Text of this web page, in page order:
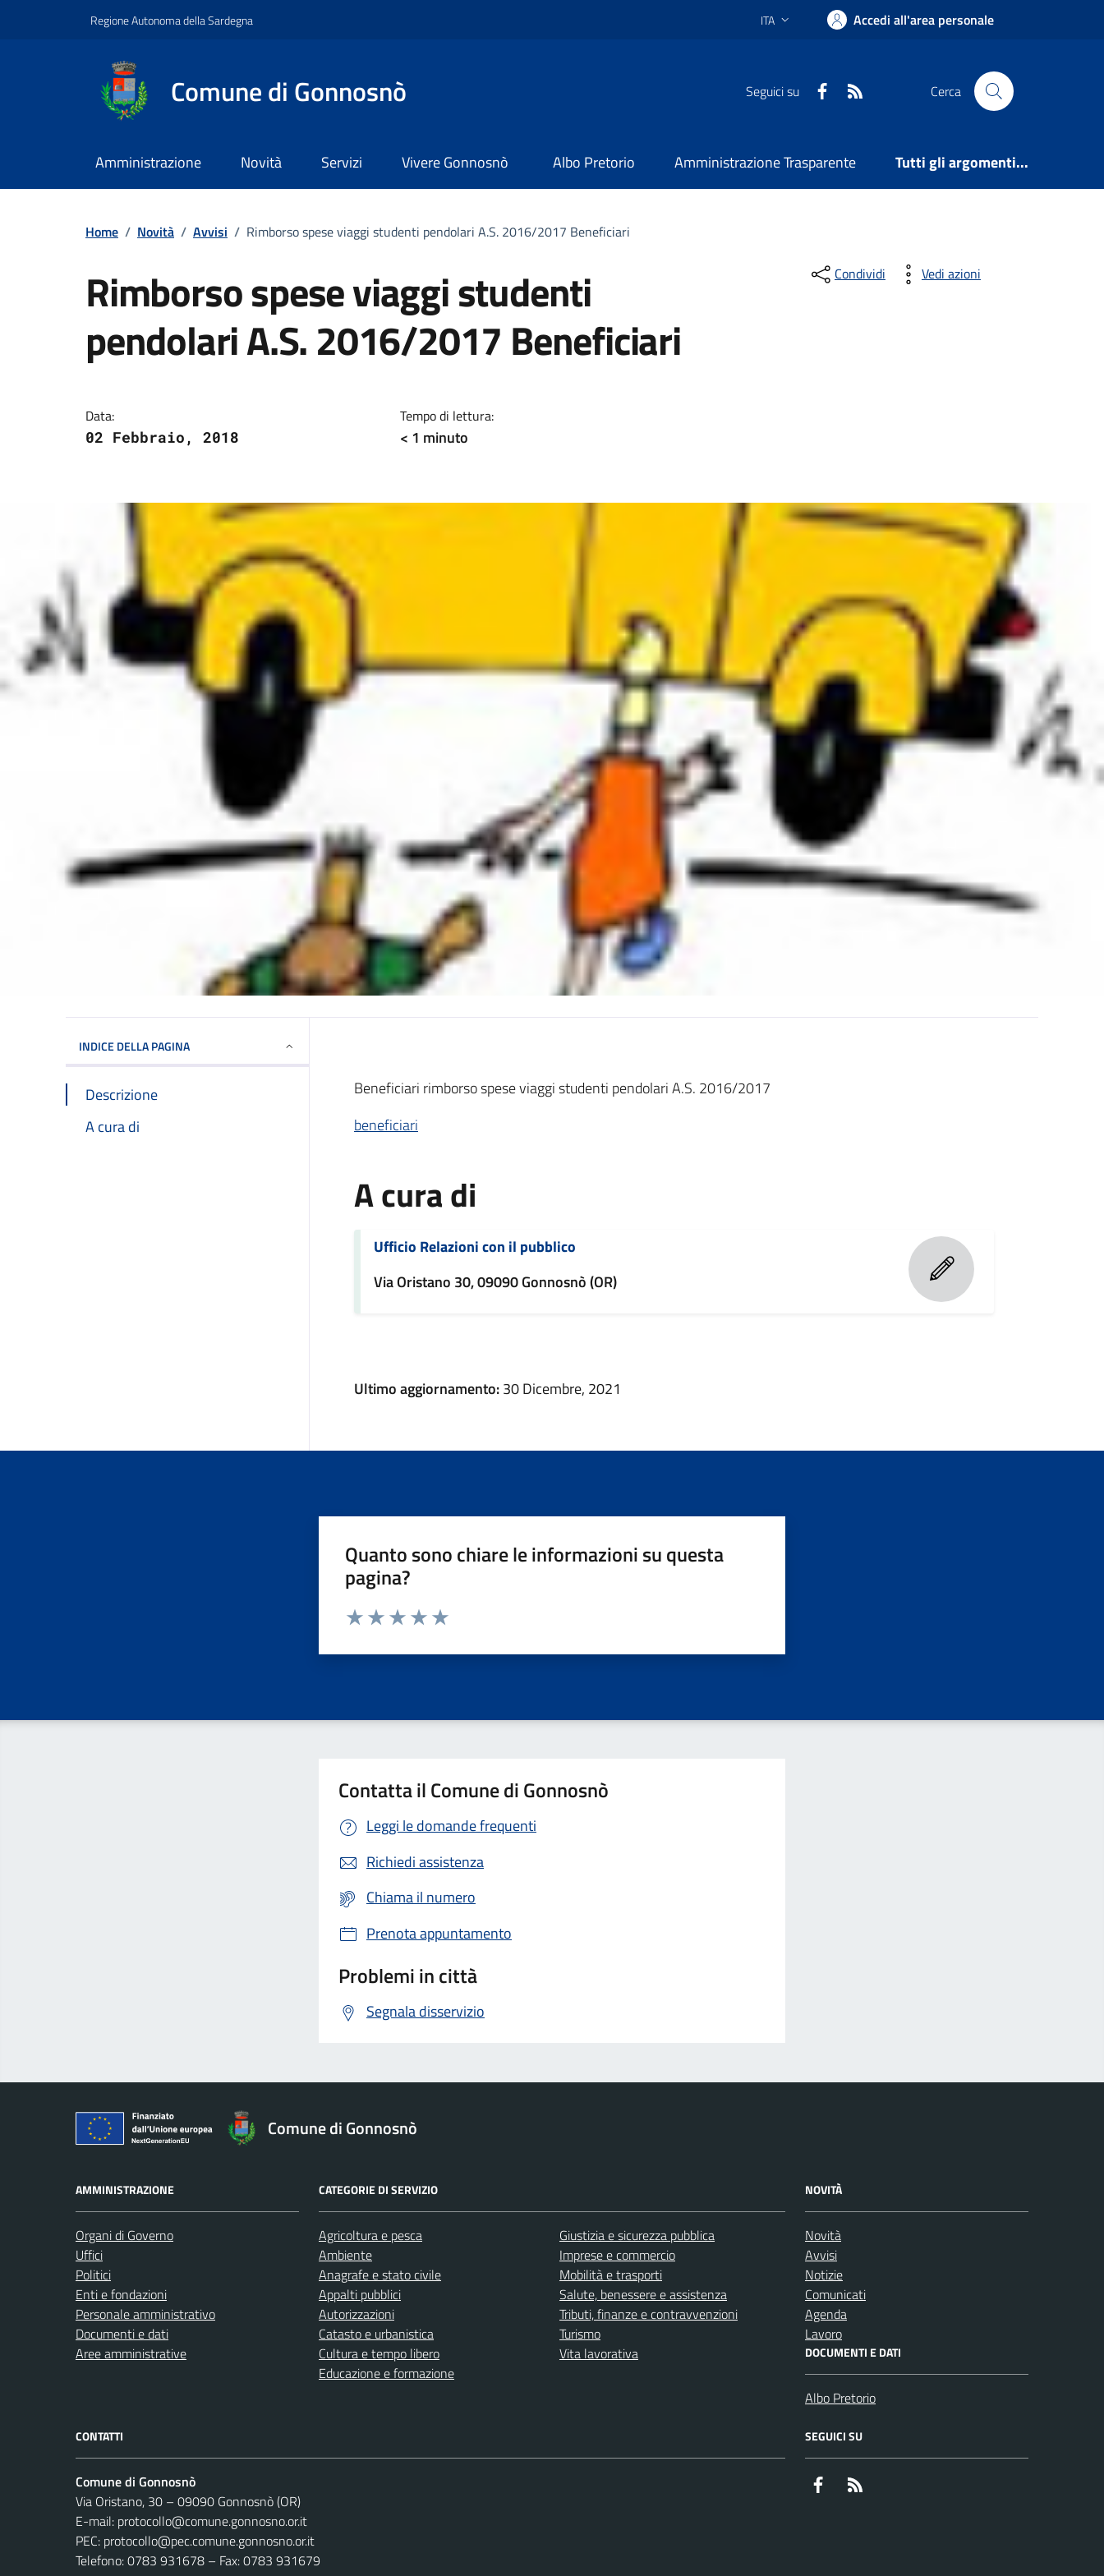
Regione Autonoma della Sardegna Lingua attiva:
ITA Accedi all'area personale
Comune di Gonnosnò Seguici su Facebook Cerca
Amministrazione Novità Servizi Vivere Gonnosnò Albo Pretorio Amministrazione Trasparente Tutti gli argomenti...
Home / Novità / Avvisi / Rimborso spese viaggi studenti pendolari A.S. 2016/2017 Beneficiari
Rimborso spese viaggi studenti
pendolari A.S. 2016/2017 Beneficiari
Data:
02 Febbraio, 2018
Tempo di lettura:
< 1 minuto
Condividi Vedi azioni
INDICE DELLA PAGINA
Descrizione
A cura di
Beneficiari rimborso spese viaggi studenti pendolari A.S. 2016/2017
beneficiari
A cura di
Ufficio Relazioni con il pubblico
Via Oristano 30, 09090 Gonnosnò (OR)
Ultimo aggiornamento:30 Dicembre, 2021
Quanto sono chiare le informazioni su questa
pagina?
Valuta da 1 a 5 stelle la pagina
Contatta il Comune di Gonnosnò
Leggi le domande frequenti
Richiedi assistenza
Chiama il numero
Prenota appuntamento
Problemi in città
Segnala disservizio
Comune di Gonnosnò
AMMINISTRAZIONE
Organi di Governo
Uffici
Politici
Enti e fondazioni
Personale amministrativo
Documenti e dati
Aree amministrative
CATEGORIE DI SERVIZIO
Agricoltura e pesca
Ambiente
Anagrafe e stato civile
Appalti pubblici
Autorizzazioni
Catasto e urbanistica
Cultura e tempo libero
Educazione e formazione
Giustizia e sicurezza pubblica
Imprese e commercio
Mobilità e trasporti
Salute, benessere e assistenza
Tributi, finanze e contravvenzioni
Turismo
Vita lavorativa
NOVITÀ
Novità
Avvisi
Notizie
Comunicati
Agenda
Lavoro
DOCUMENTI E DATI
Albo Pretorio
CONTATTI
Comune di Gonnosnò
Via Oristano, 30 – 09090 Gonnosnò (OR)
E-mail: protocollo@comune.gonnosno.or.it
PEC: protocollo@pec.comune.gonnosno.or.it
Telefono: 0783 931678 – Fax: 0783 931679
SEGUICI SU
Facebook